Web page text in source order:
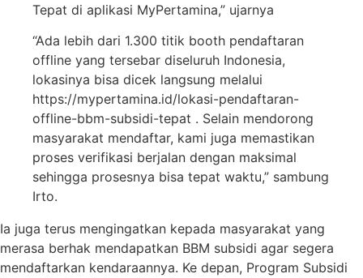
Tepat di aplikasi MyPertamina,” ujarnya
“Ada lebih dari 1.300 titik booth pendaftaran
offline yang tersebar diseluruh Indonesia,
lokasinya bisa dicek langsung melalui
https://mypertamina.id/lokasi-pendaftaran-
offline-bbm-subsidi-tepat . Selain mendorong
masyarakat mendaftar, kami juga memastikan
proses verifikasi berjalan dengan maksimal
sehingga prosesnya bisa tepat waktu,” sambung
Irto.
Ia juga terus mengingatkan kepada masyarakat yang
merasa berhak mendapatkan BBM subsidi agar segera
mendaftarkan kendaraannya. Ke depan, Program Subsidi